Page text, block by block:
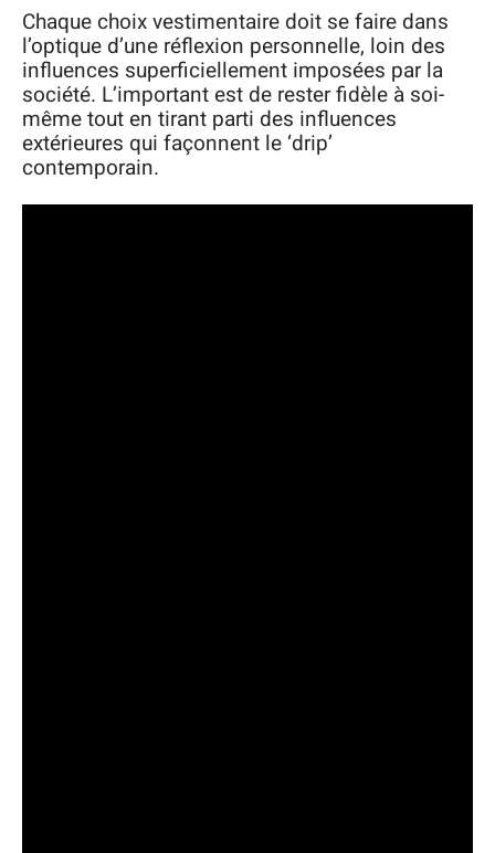
Chaque choix vestimentaire doit se faire dans
l’optique d’une réflexion personnelle, loin des
influences superficiellement imposées par la
société. L’important est de rester fidèle à soi-
même tout en tirant parti des influences
extérieures qui façonnent le ‘drip’
contemporain.